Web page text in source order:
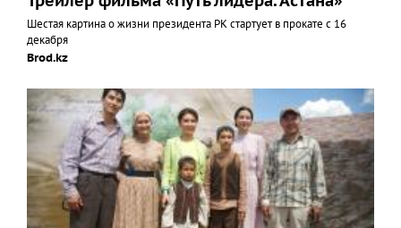
Шестая картина о жизни президента РК стартует в прокате с 16
декабря
Brod.kz